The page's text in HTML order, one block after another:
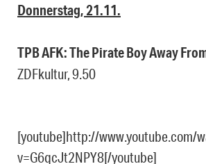
Donnerstag, 21.11.
TPB AFK: The Pirate Boy Away
ZDFkultur, 9.50
[youtube]http://www.youtube.com/
v=G6qcJt2NPY8[/youtube]